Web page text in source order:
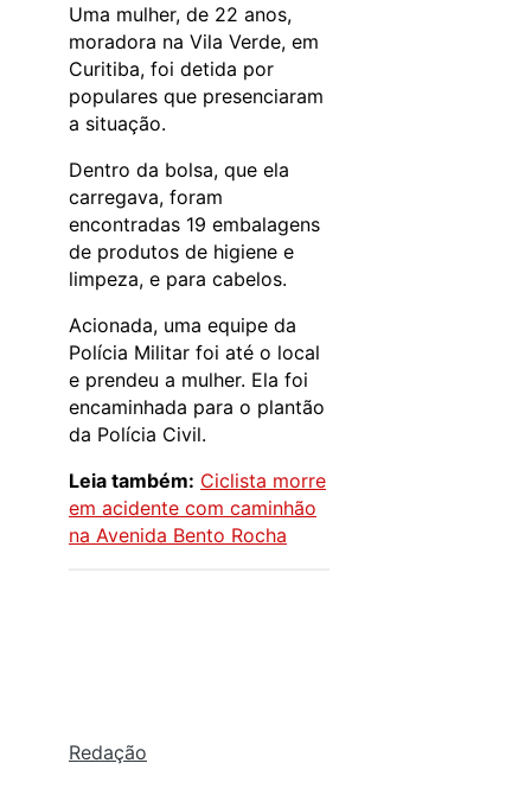
Uma mulher, de 22 anos,
moradora na Vila Verde, em
Curitiba, foi detida por
populares que presenciaram
a situação.
Dentro da bolsa, que ela
carregava, foram
encontradas 19 embalagens
de produtos de higiene e
limpeza, e para cabelos.
Acionada, uma equipe da
Polícia Militar foi até o local
e prendeu a mulher. Ela foi
encaminhada para o plantão
da Polícia Civil.
Leia também: Ciclista morre
em acidente com caminhão
na Avenida Bento Rocha
Redação